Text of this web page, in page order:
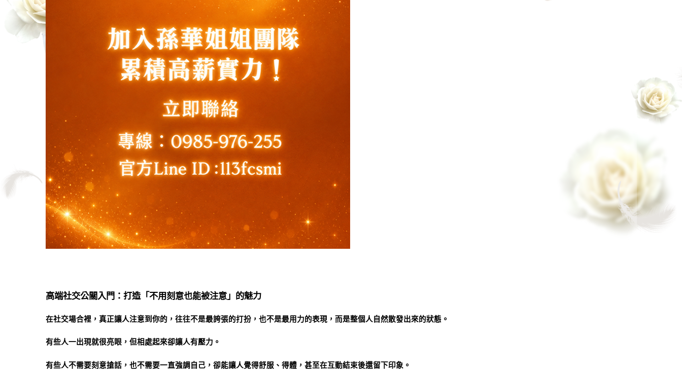
高端社交公關入門：打造「不用刻意也能被注意」的魅力
在社交場合裡，真正讓人注意到你的，往往不是最誇張的打扮，也不是最用力的表現，而是整個人自然散發出來的狀態。
有些人一出現就很亮眼，但相處起來卻讓人有壓力。
有些人不需要刻意搶話，也不需要一直強調自己，卻能讓人覺得舒服、得體，甚至在互動結束後還留下印象。